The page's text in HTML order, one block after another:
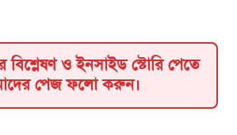
বিশ্লেষণ ও ইনসাইড স্টোরি পেতে
পেজ ফলো করুন।